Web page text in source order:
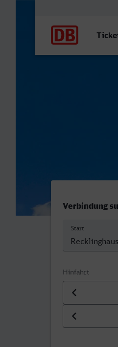
Verbindung
Start
Hinfahrt
Datum der
Uhrzeit der